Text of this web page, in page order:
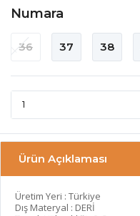
Numara
36 37 38
Ürün Açıklaması
Üretim Yeri : Türkiye
Dış Materyal : DERİ